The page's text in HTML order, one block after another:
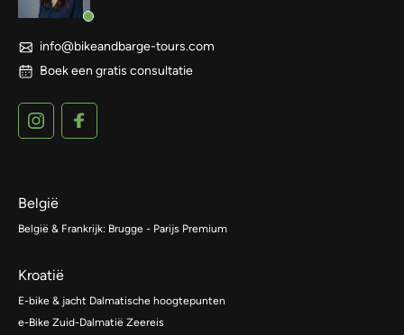
info@bikeandbarge-tours.com
Boek een gratis consultatie
België
België & Frankrijk: Brugge - Parijs Premium
Kroatië
E-bike & jacht Dalmatische hoogtepunten
e-Bike Zuid-Dalmatië Zeereis